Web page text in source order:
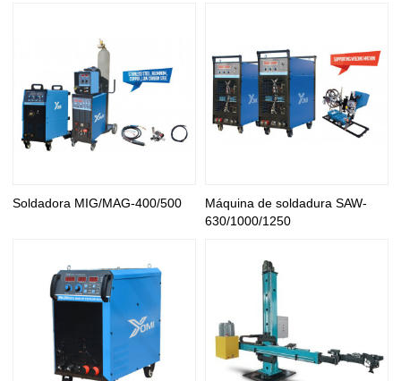
Soldadora MIG/MAG-400/500
Máquina de soldadura SAW-
630/1000/1250